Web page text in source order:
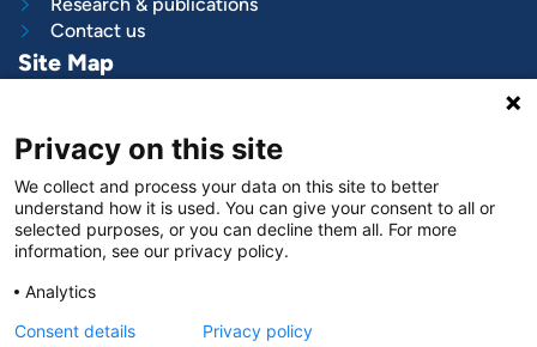
Research & publications
Contact us
Site Map
Project and programs
Work with us
News & stories
Aboutus
Follow us on
LinkedIn
Privacy on this site
We collect and process your data on this site to better
understand how it is used. You can give your consent to all or
selected purposes, or you can decline them all. For more
information, see our privacy policy.
Analytics
Consent details
Privacy policy